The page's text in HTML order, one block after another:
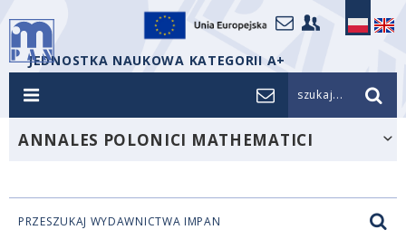
JEDNOSTKA NAUKOWA KATEGORII A+
szukaj...
ANNALES POLONICI MATHEMATICI
PRZESZUKAJ WYDAWNICTWA IMPAN